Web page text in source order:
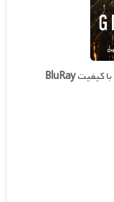
با کیفیتBluRay